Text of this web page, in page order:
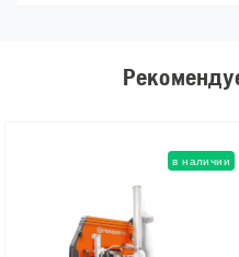
в наличии